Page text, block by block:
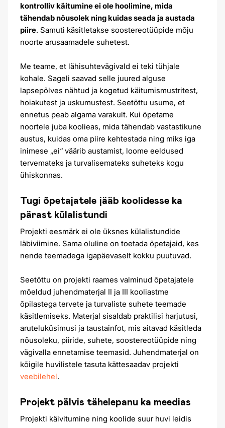
kontrolliv käitumine ei ole hoolimine, mida
tähendab nõusolek ning kuidas seada ja austada
piire. Samuti käsitletakse soostereotüüpide mõju
noorte arusaamadele suhetest.
Me teame, et lähisuhtevägivald ei teki tühjale
kohale. Sageli saavad selle juured alguse
lapsepõlves nähtud ja kogetud käitumismustritest,
hoiakutest ja uskumustest. Seetõttu usume, et
ennetus peab algama varakult. Kui õpetame
noortele juba koolieas, mida tähendab vastastikune
austus, kuidas oma piire kehtestada ning miks iga
inimese „ei“ väärib austamist, loome eeldused
tervemateks ja turvalisemateks suheteks kogu
ühiskonnas.
Tugi õpetajatele jääb koolidesse ka
pärast külalistundi
Projekti eesmärk ei ole üksnes külalistundide
läbiviimine. Sama oluline on toetada õpetajaid, kes
nende teemadega igapäevaselt kokku puutuvad.
Seetõttu on projekti raames valminud õpetajatele
mõeldud juhendmaterjal II ja III kooliastme
õpilastega tervete ja turvaliste suhete teemade
käsitlemiseks. Materjal sisaldab praktilisi harjutusi,
aruteluküsimusi ja taustainfot, mis aitavad käsitleda
nõusoleku, piiride, suhete, soostereotüüpide ning
vägivalla ennetamise teemasid. Juhendmaterjal on
kõigile huvilistele tasuta kättesaadav projekti
veebilehel.
Projekt pälvis tähelepanu ka meedias
Projekti käivitumine ning koolide suur huvi leidis